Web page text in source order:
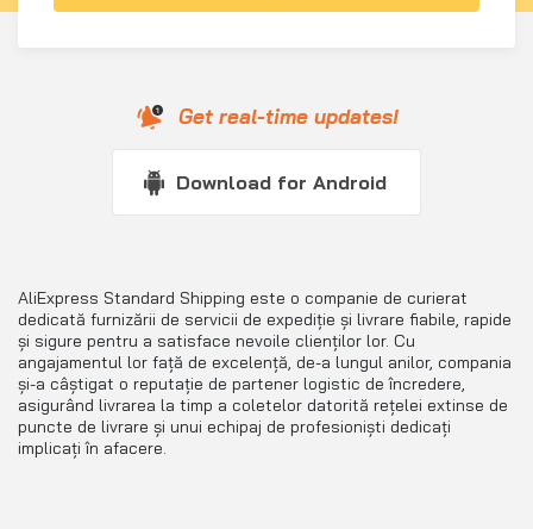
Get real-time updates!
Download for Android
AliExpress Standard Shipping este o companie de curierat
dedicată furnizării de servicii de expediție și livrare fiabile, rapide
și sigure pentru a satisface nevoile clienților lor. Cu
angajamentul lor față de excelență, de-a lungul anilor, compania
și-a câștigat o reputație de partener logistic de încredere,
asigurând livrarea la timp a coletelor datorită rețelei extinse de
puncte de livrare și unui echipaj de profesioniști dedicați
implicați în afacere.